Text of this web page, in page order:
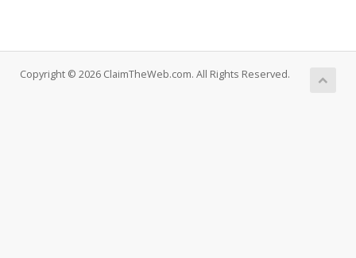
Copyright © 2026 ClaimTheWeb.com. All Rights Reserved.